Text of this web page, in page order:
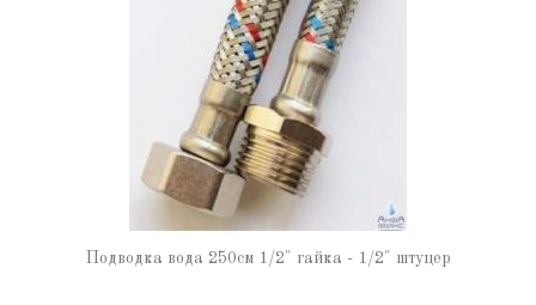
Подводка вода 250см 1/2" гайка - 1/2" штуцер